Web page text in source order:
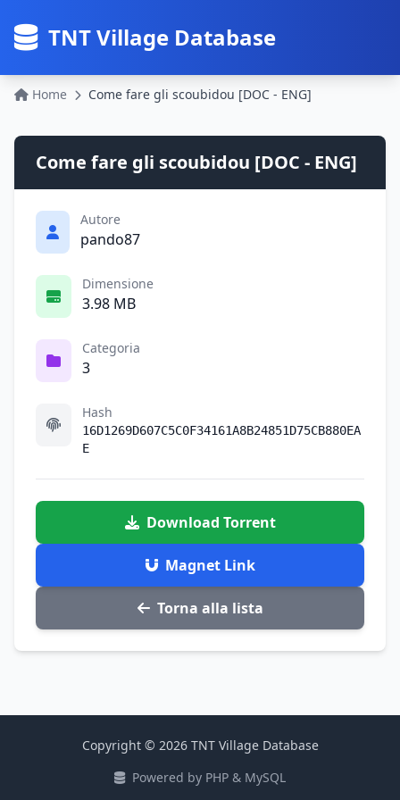
TNT Village Database
Home Come fare gli scoubidou [DOC - ENG]
Come fare gli scoubidou [DOC - ENG]
Autore
pando87
Dimensione
3.98 MB
Categoria
3
Hash
16D1269D607C5C0F34161A8B24851D75CB880EA
E
Download Torrent
Magnet Link
Torna alla lista
Copyright © 2026 TNT Village Database
Powered by PHP & MySQL